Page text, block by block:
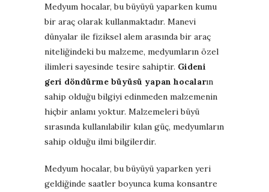
Medyum hocalar, bu büyüyü yaparken kumu
bir araç olarak kullanmaktadır. Manevi
dünyalar ile fiziksel alem arasında bir araç
niteliğindeki bu malzeme, medyumların özel
ilimleri sayesinde tesire sahiptir. Gideni
geri döndürme büyüsü yapan hocaların
sahip olduğu bilgiyi edinmeden malzemenin
hiçbir anlamı yoktur. Malzemeleri büyü
sırasında kullanılabilir kılan güç, medyumların
sahip olduğu ilmi bilgilerdir.
Medyum hocalar, bu büyüyü yaparken yeri
geldiğinde saatler boyunca kuma konsantre